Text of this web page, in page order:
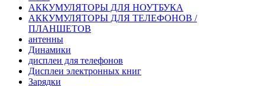
АККУМУЛЯТОРЫ ДЛЯ НОУТБУКА
АККУМУЛЯТОРЫ ДЛЯ ТЕЛЕФОНОВ /
ПЛАНШЕТОВ
антенны
Динамики
дисплеи для телефонов
Дисплеи электронных книг
Зарядки